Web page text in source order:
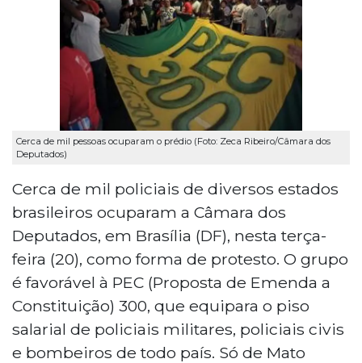
Cerca de mil pessoas ocuparam o prédio (Foto: Zeca Ribeiro/Câmara dos
Deputados)
Cerca de mil policiais de diversos estados
brasileiros ocuparam a Câmara dos
Deputados, em Brasília (DF), nesta terça-
feira (20), como forma de protesto. O grupo
é favorável à PEC (Proposta de Emenda a
Constituição) 300, que equipara o piso
salarial de policiais militares, policiais civis
e bombeiros de todo país. Só de Mato